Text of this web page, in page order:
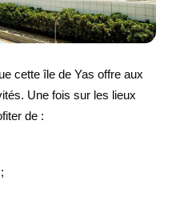
cette île de Yas offre aux
Une fois sur les lieux
de :